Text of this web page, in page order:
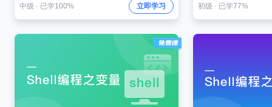
中级 · 已学100% 立即学习 初级 · 已学77%